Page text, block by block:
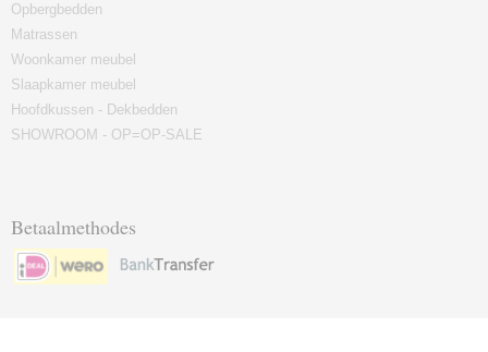
Opbergbedden
Matrassen
Woonkamer meubel
Slaapkamer meubel
Hoofdkussen - Dekbedden
SHOWROOM - OP=OP-SALE
Betaalmethodes